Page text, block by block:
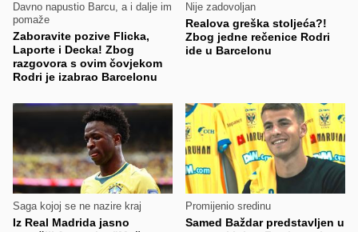
Davno napustio Barcu, a i dalje im
pomaže
Zaboravite pozive Flicka,
Laporte i Decka! Zbog
razgovora s ovim čovjekom
Rodri je izabrao Barcelonu
Nije zadovoljan
Realova greška stoljeća?!
Zbog jedne rečenice Rodri
ide u Barcelonu
Saga kojoj se ne nazire kraj
Iz Real Madrida jasno
Promijenio sredinu
Samed Baždar predstavljen u